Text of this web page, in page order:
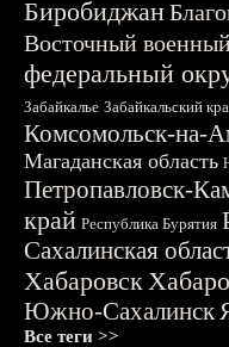
Биробиджан
Восточный
федеральный
Забайкалье Забайкальский
Комсомольск-на-
Магаданская область
Петропавловск-
край Республика Бурятия
Сахалинская
Хабаровск
Южно-Сахалинск
Все теги >>